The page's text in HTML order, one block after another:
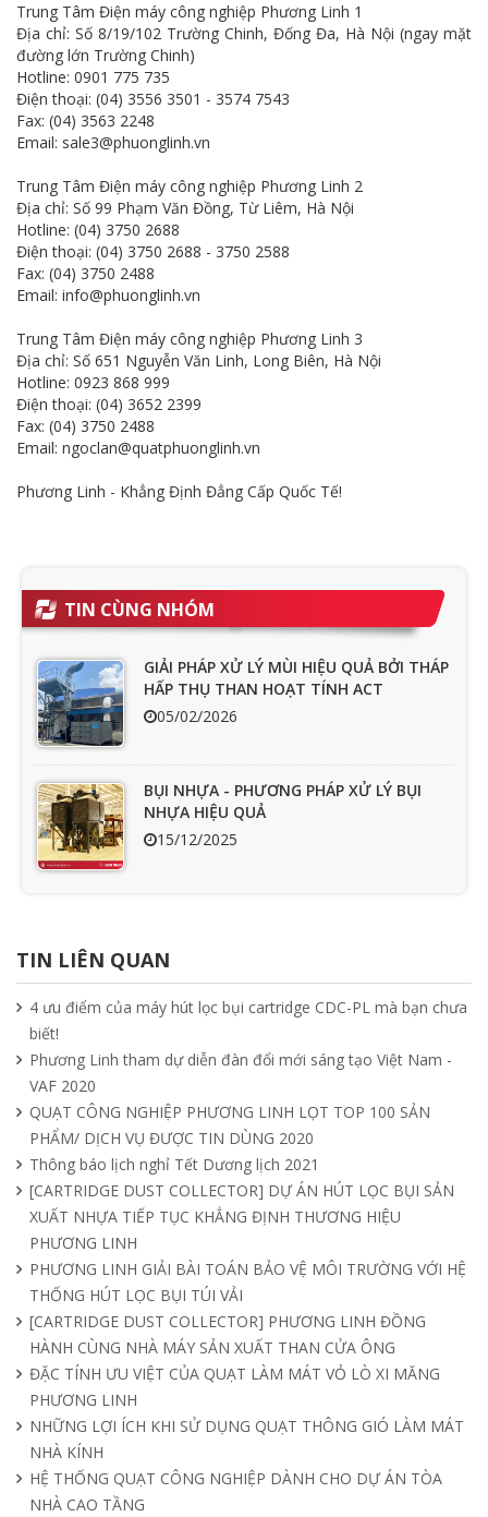
Trung Tâm Điện máy công nghiệp Phương Linh 1
Địa chỉ: Số 8/19/102 Trường Chinh, Đống Đa, Hà Nội (ngay mặt
đường lớn Trường Chinh)
Hotline: 0901 775 735
Điện thoại: (04) 3556 3501 - 3574 7543
Fax: (04) 3563 2248
Email: sale3@phuonglinh.vn
Trung Tâm Điện máy công nghiệp Phương Linh 2
Địa chỉ: Số 99 Phạm Văn Đồng, Từ Liêm, Hà Nội
Hotline: (04) 3750 2688
Điện thoại: (04) 3750 2688 - 3750 2588
Fax: (04) 3750 2488
Email: info@phuonglinh.vn
Trung Tâm Điện máy công nghiệp Phương Linh 3
Địa chỉ: Số 651 Nguyễn Văn Linh, Long Biên, Hà Nội
Hotline: 0923 868 999
Điện thoại: (04) 3652 2399
Fax: (04) 3750 2488
Email: ngoclan@quatphuonglinh.vn
Phương Linh - Khẳng Định Đẳng Cấp Quốc Tế!
TIN CÙNG NHÓM
GIẢI PHÁP XỬ LÝ MÙI HIỆU QUẢ BỞI THÁP
HẤP THỤ THAN HOẠT TÍNH ACT
05/02/2026
BỤI NHỰA - PHƯƠNG PHÁP XỬ LÝ BỤI
NHỰA HIỆU QUẢ
15/12/2025
15/04/2025
11/04/2025
Quạt nồi hơi công nghiệp và cách phân
loại theo mục đích sử dụng chuẩn nhất
04/04/2025
TIN LIÊN QUAN
4 ưu điểm của máy hút lọc bụi cartridge CDC-PL mà bạn chưa
biết!
Phương Linh tham dự diễn đàn đổi mới sáng tạo Việt Nam -
VAF 2020
QUẠT CÔNG NGHIỆP PHƯƠNG LINH LỌT TOP 100 SẢN
PHẨM/ DỊCH VỤ ĐƯỢC TIN DÙNG 2020
Thông báo lịch nghỉ Tết Dương lịch 2021
[CARTRIDGE DUST COLLECTOR] DỰ ÁN HÚT LỌC BỤI SẢN
XUẤT NHỰA TIẾP TỤC KHẲNG ĐỊNH THƯƠNG HIỆU
PHƯƠNG LINH
PHƯƠNG LINH GIẢI BÀI TOÁN BẢO VỆ MÔI TRƯỜNG VỚI HỆ
THỐNG HÚT LỌC BỤI TÚI VẢI
[CARTRIDGE DUST COLLECTOR] PHƯƠNG LINH ĐỒNG
HÀNH CÙNG NHÀ MÁY SẢN XUẤT THAN CỬA ÔNG
ĐẶC TÍNH ƯU VIỆT CỦA QUẠT LÀM MÁT VỎ LÒ XI MĂNG
PHƯƠNG LINH
NHỮNG LỢI ÍCH KHI SỬ DỤNG QUẠT THÔNG GIÓ LÀM MÁT
NHÀ KÍNH
HỆ THỐNG QUẠT CÔNG NGHIỆP DÀNH CHO DỰ ÁN TÒA
NHÀ CAO TẦNG